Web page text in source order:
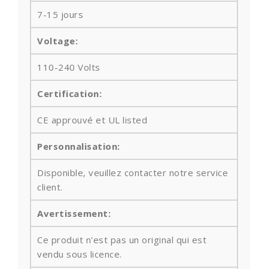
7-15 jours
Voltage:
110-240 Volts
Certification:
CE approuvé et UL listed
Personnalisation:
Disponible, veuillez contacter notre service
client.
Avertissement:
Ce produit n'est pas un original qui est
vendu sous licence.